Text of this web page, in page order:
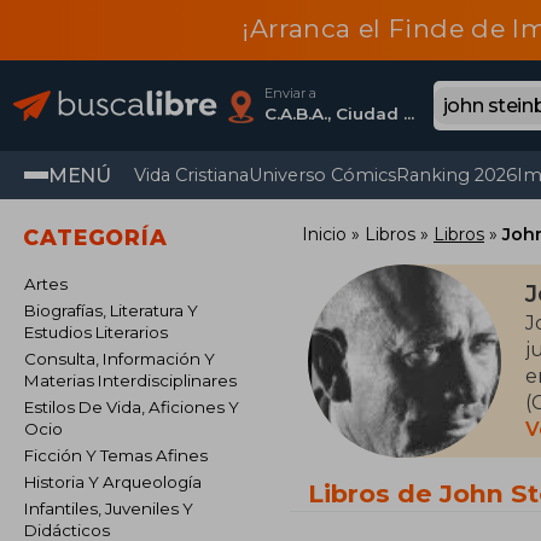
¡Arranca el Finde de
Enviar a
C.A.B.A., Ciudad Autónoma De Buenos Aires
MENÚ Vida CristianaUniverso CómicsRanking 2026
CATEGORÍA
Artes
Biografías, Literatura Y
Estudios Literarios
Consulta, Información Y
Materias Interdisciplinares
Estilos De Vida, Aficiones Y
Ocio
Ficción Y Temas Afines
Historia Y Arqueología
Infantiles, Juveniles Y
Didácticos
Inicio Libros Libros
Libros de John